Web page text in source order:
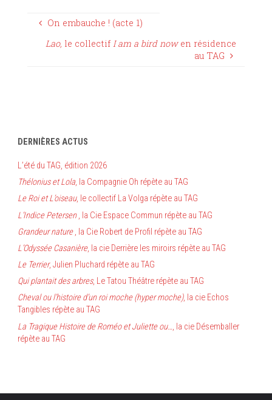
On embauche ! (acte 1)
Lao, le collectifI am a bird nowen résidence
au TAG
DERNIÈRES ACTUS
L’été du TAG, édition 2026
Thélonius et Lola, la Compagnie Oh répète au TAG
Le Roi et L’oiseau, le collectif La Volga répète au TAG
L’Indice Petersen, la Cie Espace Commun répète au TAG
Grandeur nature, la Cie Robert de Profil répète au TAG
L’Odyssée Casanière, la cie Derrière les miroirs répète au TAG
Le Terrier, Julien Pluchard répète au TAG
Qui plantait des arbres, Le Tatou Théâtre répète au TAG
Cheval ou l’histoire d’un roi moche (hyper moche), la cie Echos
Tangibles répète au TAG
La Tragique Histoire de Roméo et Juliette ou…, la cie Désemballer
répète au TAG